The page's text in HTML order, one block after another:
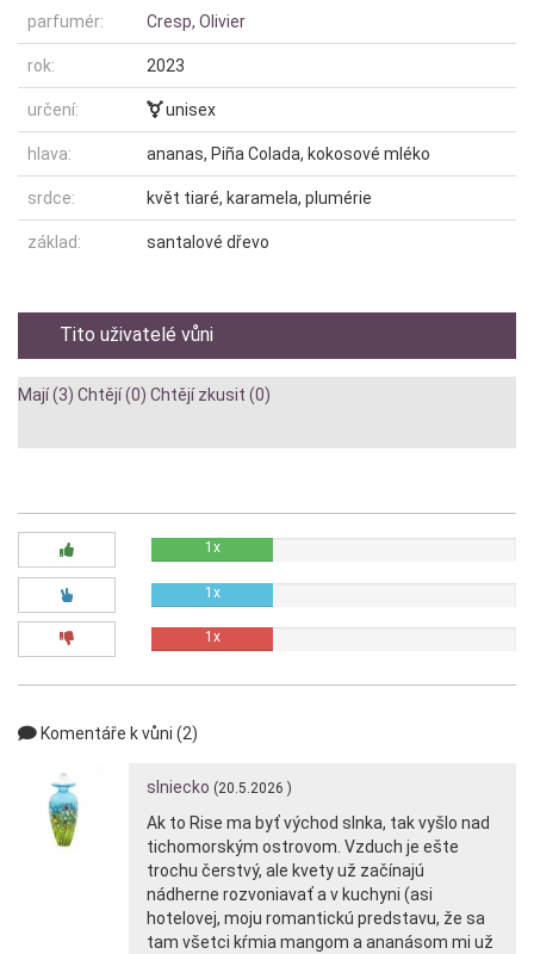
parfumér: Cresp, Olivier
rok: 2023
určení: unisex
hlava: ananas, Piña Colada, kokosové mléko
srdce: květ tiaré, karamela, plumérie
základ: santalové dřevo
Tito uživatelé vůni
Mají (3) Chtějí (0) Chtějí zkusit (0)
1x
1x
1x
Komentáře k vůni (2)
slniecko (20.5.2026 )
Ak to Rise ma byť východ slnka, tak vyšlo nad
tichomorským ostrovom. Vzduch je ešte
trochu čerstvý, ale kvety už začínajú
nádherne rozvoniavať a v kuchyni (asi
hotelovej, moju romantickú predstavu, že sa
tam všetci kŕmia mangom a ananásom mi už